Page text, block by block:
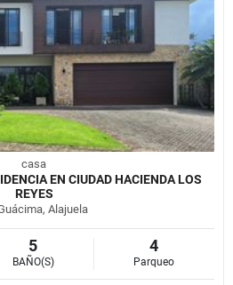
casa
EN CIUDAD HACIENDA LOS
REYES
Alajuela
5
BAÑO(S)
4
Parqueo